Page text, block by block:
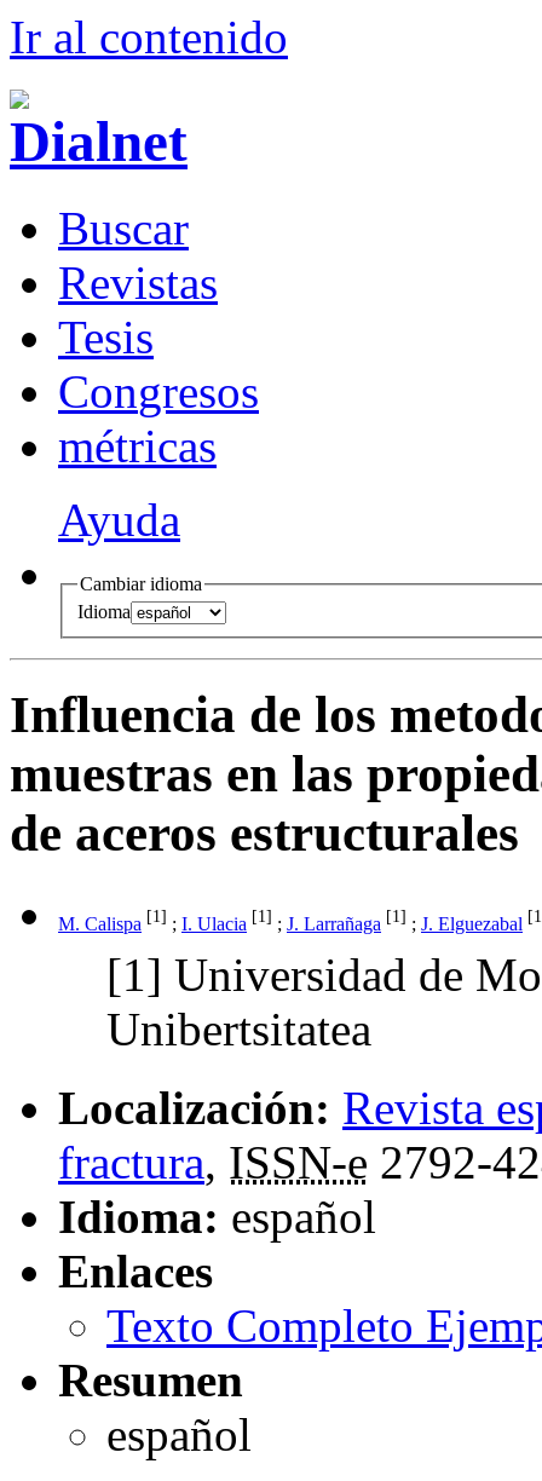
Ir al contenido
Buscar
Revistas
Tesis
Congresos
métricas
Ayuda
Cambiar idioma
Idioma
Influencia de los
muestras en las
de aceros estructurales
M. Calispa [1] ; I. Ulacia [1] ; J. Larrañaga [1] ; J. Elguezabal
[1] Universidad de
Unibertsitatea
Localización: Revista
fractura, ISSN-e 2792-
Idioma: español
Enlaces
Texto Completo
Resumen
español